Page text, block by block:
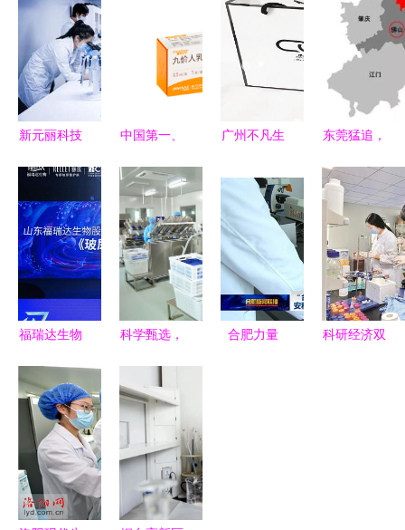
新元丽科技
生物技术研
发驱动健康
产业新未来
中国第一、
国产九价
HPV疫苗获
批上市，彰
显生物技术
研发实力
广州不凡生
生物技术研
发为核心，
引领日化行
业创新浪潮
东莞猛追，
“广东第三
城”争夺白
热化，生物
技术研发成
关键战场
福瑞达生物
妆品杂志社
共启玻尿酸
专刊引领产
业创新风潮
科学甄选，
化妆品代加
工厂家的核
心选择标准
与生物技术
研发的深度
融合
合肥力量
科研经济双